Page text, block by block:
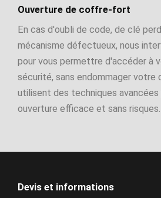
Ouverture de coffre-fort
En cas d'oubli de code, de clé
mécanisme défectueux, nous
pour vous permettre d'accéder à
sécurité, sans endommager
utilisent des techniques avancées
ouverture efficace et sans risques.
Devis et informations